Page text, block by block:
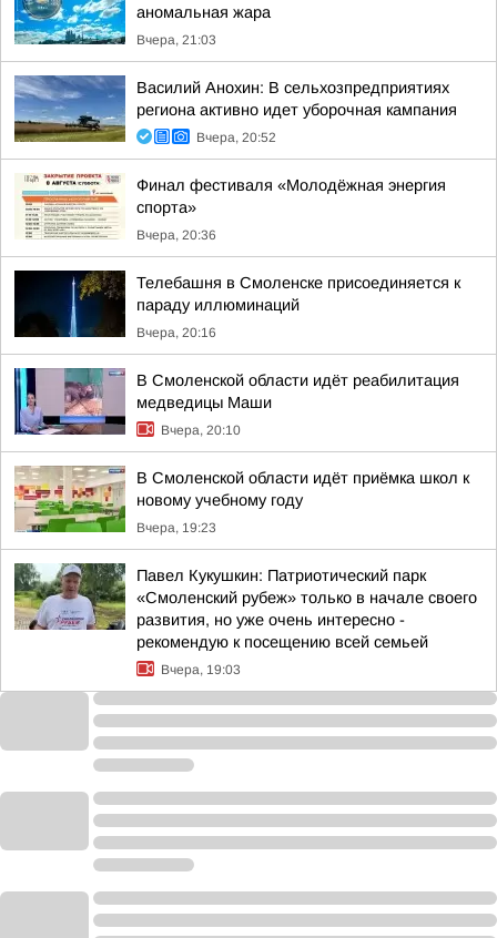
аномальная жара
Вчера, 21:03
Василий Анохин: В сельхозпредприятиях
региона активно идет уборочная кампания
Вчера, 20:52
Финал фестиваля «Молодёжная энергия
спорта»
Вчера, 20:36
Телебашня в Смоленске присоединяется к
параду иллюминаций
Вчера, 20:16
В Смоленской области идёт реабилитация
медведицы Маши
Вчера, 20:10
В Смоленской области идёт приёмка школ к
новому учебному году
Вчера, 19:23
Павел Кукушкин: Патриотический парк
«Смоленский рубеж» только в начале своего
развития, но уже очень интересно -
рекомендую к посещению всей семьей
Вчера, 19:03